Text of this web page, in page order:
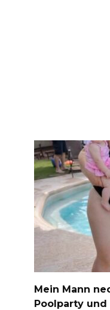
Mein Mann
Poolparty